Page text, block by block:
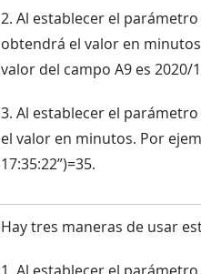
2. Al establecer el
obtendrá el valor en
valor del campo A9 es 2020/
3. Al establecer el
el valor en minutos. Por
17:35:22”)=35.
Hay tres maneras de usar